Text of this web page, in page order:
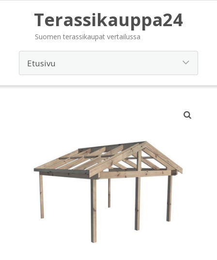
Terassikauppa24
Suomen terassikaupat vertailussa